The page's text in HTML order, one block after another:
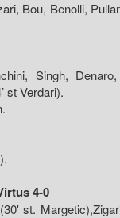
Bou, Benolli,
Singh,
st Verdari).
4-0
st.